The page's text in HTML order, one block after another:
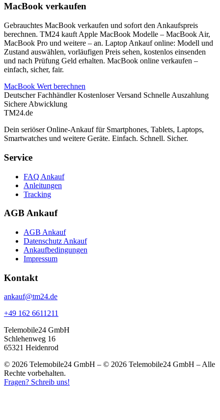
MacBook verkaufen
Gebrauchtes MacBook verkaufen und sofort den Ankaufspreis
berechnen. TM24 kauft Apple MacBook Modelle – MacBook Air,
MacBook Pro und weitere – an. Laptop Ankauf online: Modell und
Zustand auswählen, vorläufigen Preis sehen, kostenlos einsenden
und nach Prüfung Geld erhalten. MacBook online verkaufen –
einfach, sicher, fair.
MacBook Wert berechnen
Deutscher Fachhändler Kostenloser Versand Schnelle Auszahlung
Sichere Abwicklung
TM24.de
Dein seriöser Online-Ankauf für Smartphones, Tablets, Laptops,
Smartwatches und weitere Geräte. Einfach. Schnell. Sicher.
Service
FAQ Ankauf
Anleitungen
Tracking
AGB Ankauf
AGB Ankauf
Datenschutz Ankauf
Ankaufbedingungen
Impressum
Kontakt
ankauf@tm24.de
+49 162 6611211
Telemobile24 GmbH
Schlehenweg 16
65321 Heidenrod
© 2026 Telemobile24 GmbH – © 2026 Telemobile24 GmbH – Alle
Rechte vorbehalten.
Fragen? Schreib uns!